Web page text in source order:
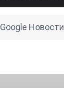
Google Новости